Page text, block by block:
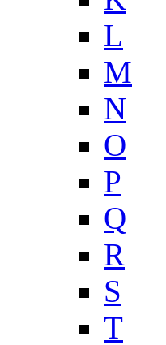
L
M
N
O
P
Q
R
S
T